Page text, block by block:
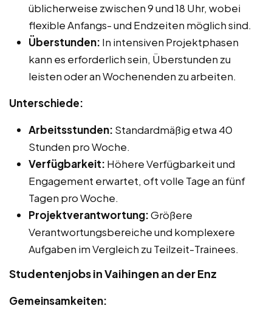
üblicherweise zwischen 9 und 18 Uhr, wobei
flexible Anfangs- und Endzeiten möglich sind.
Überstunden: In intensiven Projektphasen
kann es erforderlich sein, Überstunden zu
leisten oder an Wochenenden zu arbeiten.
Unterschiede:
Arbeitsstunden: Standardmäßig etwa 40
Stunden pro Woche.
Verfügbarkeit: Höhere Verfügbarkeit und
Engagement erwartet, oft volle Tage an fünf
Tagen pro Woche.
Projektverantwortung:Größere
Verantwortungsbereiche und komplexere
Aufgaben im Vergleich zu Teilzeit-Trainees.
Studentenjobs in Vaihingen an der Enz
Gemeinsamkeiten: